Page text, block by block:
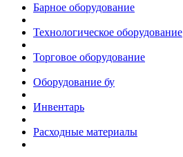
Барное оборудование
Технологическое оборудование
Торговое оборудование
Оборудование бу
Инвентарь
Расходные материалы